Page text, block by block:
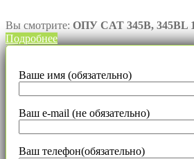
Вы смотрите: ОПУ CAT 345B, 345BL
Подробнее
Ваше имя (обязательно)
Ваш e-mail (не обязательно)
Ваш телефон(обязательно)